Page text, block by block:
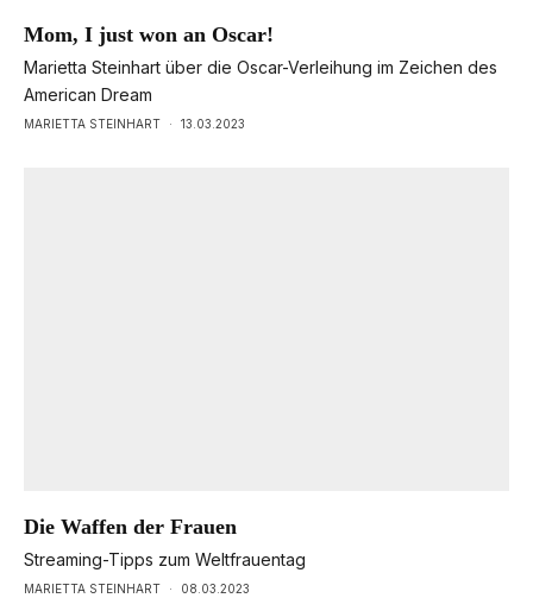
Mom, I just won an Oscar!
Marietta Steinhart über die Oscar-Verleihung im Zeichen des
American Dream
MARIETTA STEINHART · 13.03.2023
Die Waffen der Frauen
Streaming-Tipps zum Weltfrauentag
MARIETTA STEINHART · 08.03.2023